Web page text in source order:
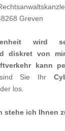
Greven
wird
diskret von
kann
Sie Ihr
los.
stehe ich Ihnen